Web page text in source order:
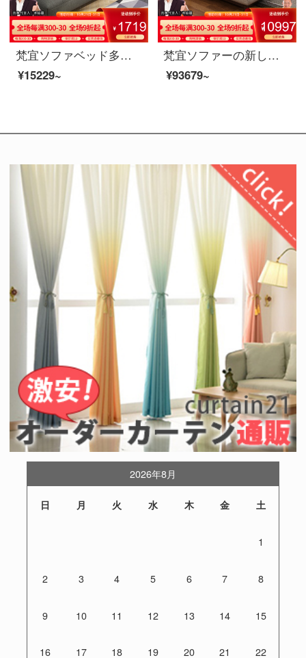
梵宜ソファベッド多機能両用中央手すり茶台の小室タイプのシングル二人掛けの三人掛けの布芸折りたたみソファ逸品家具グレー（-家に送る）
¥15229~
梵宜ソファーの新しい中国式の実木布芸皮のソファーのシングル席1+2+3セットのリビングルームの大きさと豪華さを兼ね備えた高贵妃の角にあるソファの逸品家具【皮芸座布団】1+2+3
¥93679~
2026年8月
日 月 火 水 木 金 土
1
2 3 4 5 6 7 8
9 10 11 12 13 14 15
16 17 18 19 20 21 22